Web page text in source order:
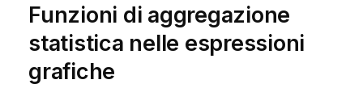
Funzioni di aggregazione
statistica nelle espressioni
grafiche